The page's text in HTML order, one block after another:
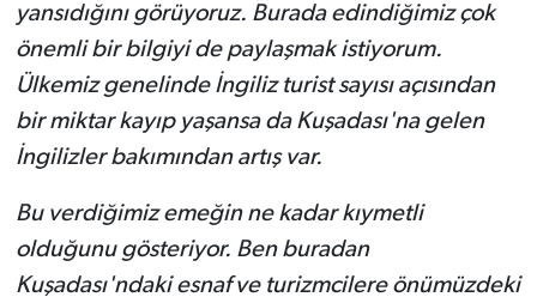
yansıdığını görüyoruz. Burada edindiğimiz çok
önemli bir bilgiyi de paylaşmak istiyorum.
Ülkemiz genelinde İngiliz turist sayısı açısından
bir miktar kayıp yaşansa da Kuşadası'na gelen
İngilizler bakımından artış var.
Bu verdiğimiz emeğin ne kadar kıymetli
olduğunu gösteriyor. Ben buradan
Kuşadası'ndaki esnaf ve turizmcilere önümüzdeki